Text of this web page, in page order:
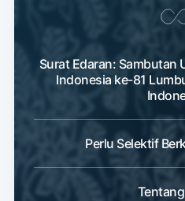
Surat Edaran: Sambutan
Indonesia ke-81
Perlu Selektif